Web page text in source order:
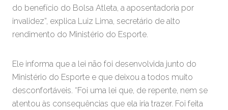
do benefício do Bolsa Atleta, a aposentadoria por
invalidez”, explica Luiz Lima, secretário de alto
rendimento do Ministério do Esporte.
Ele informa que a lei não foi desenvolvida junto do
Ministério do Esporte e que deixou a todos muito
desconfortáveis. “Foi uma lei que, de repente, nem se
atentou às consequências que ela iria trazer. Foi feita